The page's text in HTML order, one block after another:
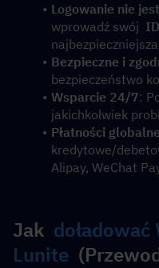
Logowanie nie
wprowadź swój
Bezpieczne i
bezpieczeństwo
Wsparcie 24/7:
jakichkolwiek
Płatności globalne
kredytowe/
Alipay, WeChat
Jak
Lunite